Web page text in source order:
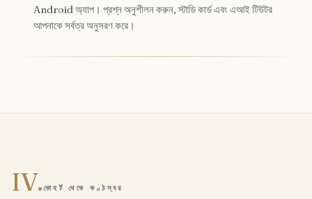
Android অ্যাপ। প্রশ্ন অনুশীলন করুন, স্টাডি কার্ড এবং এআই টিউটর
আপনাকে সর্বত্র অনুসরণ করে।
IV.কোহর্ট থেকে কণ্ঠস্বর